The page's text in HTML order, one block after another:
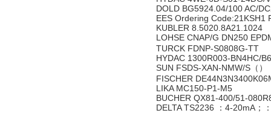
DOLD BG5924.04/100 AC/
EES Ordering Code:21KSH1
KUBLER 8.5020.8A21.1024
LOHSE CNAP/G DN250
TURCK FDNP-S0808G-TT
HYDAC 1300R003-BN4HC/B6
SUN FSDS-XAN-NMW/S（）
FISCHER
LIKA MC150-P1-M5
BUCHER QX81-400/51-
DELTA TS2236 ：4-20mA；